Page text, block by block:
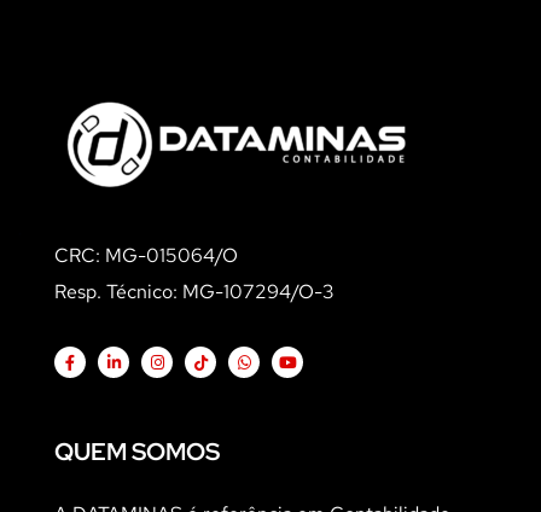
CRC: MG-015064/O
Resp. Técnico: MG-107294/O-3
QUEM SOMOS